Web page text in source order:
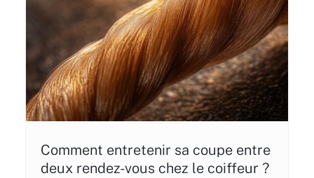
Comment entretenir sa coupe entre
deux rendez-vous chez le coiffeur ?